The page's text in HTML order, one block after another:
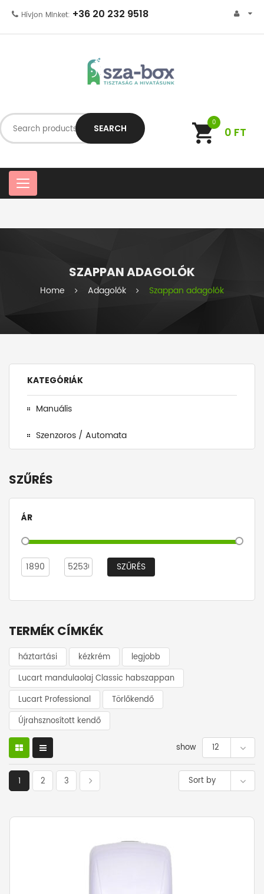
Hívjon Minket: +36 20 232 9518
SEARCH 0
0 FT
C
a
SZAPPAN ADAGOLÓK
Home Adagolók Szappan adagolók
KATEGÓRIÁK
Manuális
Szenzoros / Automata
SZŰRÉS
ÁR
SZŰRÉS
TERMÉK CÍMKÉK
háztartási kézkrém
legjobb
Lucart mandulaolaj Classic habszappan
Lucart Professional
Törlőkendő
Újrahsznosított kendő
show 12
Sort by
1 2 3